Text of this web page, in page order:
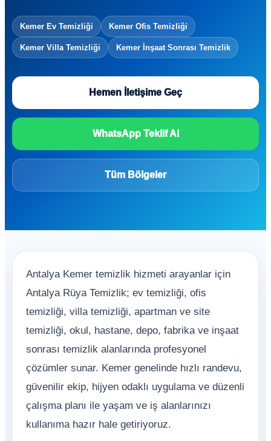
Kemer Ev Temizliği Kemer Ofis Temizliği
Kemer Villa Temizliği Kemer İnşaat Sonrası Temizlik
Hemen İletişime Geç
WhatsApp Teklif Al
Tüm Bölgeler
Antalya Kemer temizlik hizmeti arayanlar için
Antalya Rüya Temizlik; ev temizliği, ofis
temizliği, villa temizliği, apartman ve site
temizliği, okul, hastane, depo, fabrika ve inşaat
sonrası temizlik alanlarında profesyonel
çözümler sunar. Kemer genelinde hızlı randevu,
güvenilir ekip, hijyen odaklı uygulama ve düzenli
çalışma planı ile yaşam ve iş alanlarınızı
kullanıma hazır hale getiriyoruz.